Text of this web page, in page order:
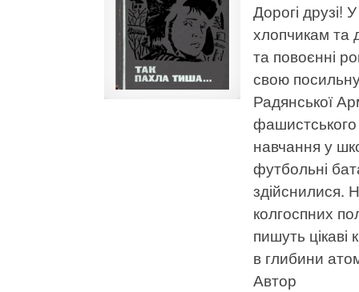
Дорогі друзі!
хлопчикам та
та повоєнні
свою
Радянської
навчання у
футбольні
здійснилися.
колгоспних
пишуть
в глибини
Автор